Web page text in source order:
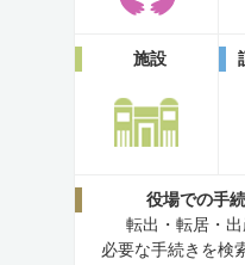
施設
役場での手
転出・転居・出
必要な手続きを検